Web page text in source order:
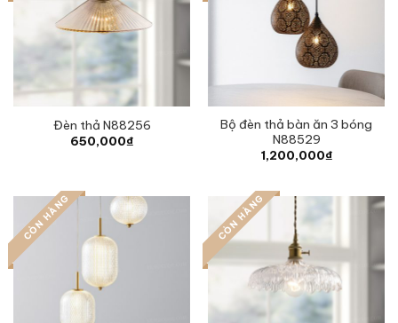
Đèn thả N88256
650,000₫
Bộ đèn thả bàn ăn 3 bóng
N88529
1,200,000₫
CÒN HÀNG CÒN HÀNG